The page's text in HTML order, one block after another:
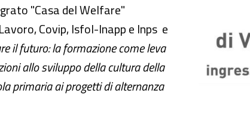
"Casa del Welfare"
Covip, Isfol-Inapp e Inps e
il futuro: la formazione come leva
allo sviluppo della cultura della
primaria ai progetti di alternanza